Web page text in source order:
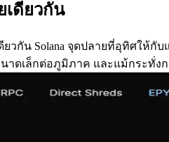
เดียวกัน
ยวกัน Solana จุดปลายที่อุทิศใ
าดเล็กต่อภูมิภาค และแม้กระทั่